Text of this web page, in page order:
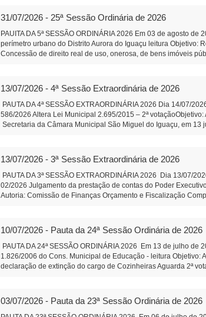
31/07/2026 - 25ª Sessão Ordinária de 2026
PAUITA DA 5ª SESSÃO ORDINÁRIA 2026 Em 03 de agosto
perímetro urbano do Distrito Aurora do Iguaçu leitura
Concessão de direito real de uso, onerosa, de bens imóveis
gestão hospitalar por meio de Organização Social qualificada.
Alteração da composição da Plenária do Conselho Municipal
sobre finalidade competência e composição de
trabalhos da Comissão instituída para análise e revisão da
salarial de servidores do quadro de pessoal efetivo da
Rosa do Ocoi Autor: Vereador Anderson Lazzeris Indicação
Secretaria da Câmara Municipal - São Miguel
Presidente Auxiliar de
13/07/2026 - 4ª Sessão Extraordinária de 2026
PAUTA DA 4ª SESSÃO EXTRAORDINÁRIA 2026 Dia 14/07/
586/2026 Altera Lei Municipal 2.695/2015 – 2ª
Secretaria da Câmara Municipal São Miguel do
13/07/2026 - 3ª Sessão Extraordinária de 2026
PAUTA DA 3ª SESSÃO EXTRAORDINÁRIA 2026 Dia 13/
02/2026 Julgamento da prestação de contas do Poder
Autoria: Comissão de Finanças Orçamento e Fiscalização
10/07/2026 - Pauta da 24ª Sessão Ordinária de 2026
PAUTA DA 24ª SESSÃO ORDINÁRIA 2026 Em 13 de julho
1.826/2006 do Cons. Municipal de Educação - leitura
declaração de extinção do cargo de Cozinheiras Aguarda 2ª
Termo de Fomento com o CTG R$ 130.000,00 - Aguarda 2ª
585 Fica denominado “Parque Ambiental do Leão” o Parque
03/07/2026 - Pauta da 23ª Sessão Ordinária de 2026